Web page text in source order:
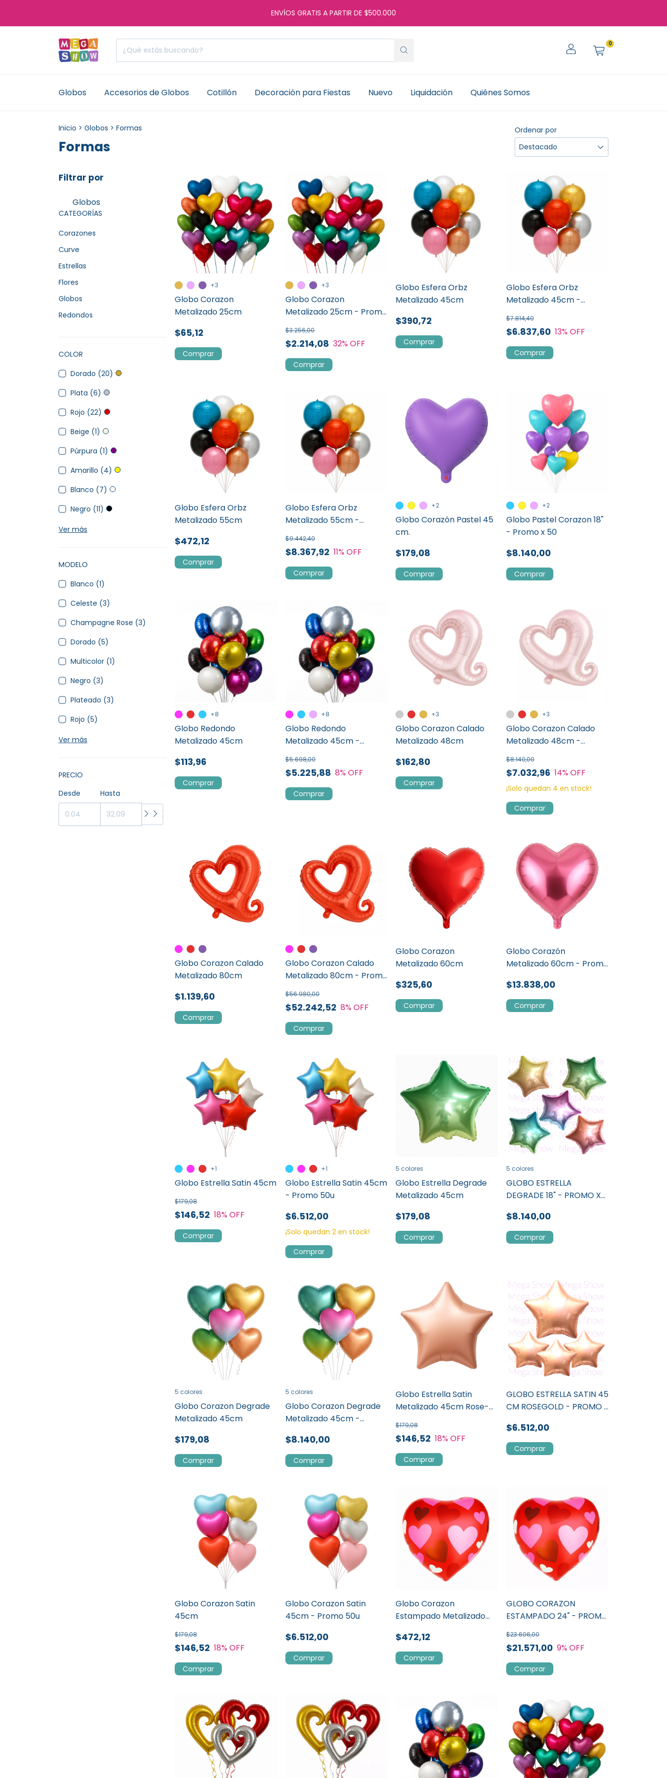
ENVÍOS GRATIS A PARTIR DE $500.000
0
Globos Accesorios de Globos Cotillón Decoración para Fiestas Nuevo Liquidación Quiénes Somos
Inicio > Globos > Formas
Formas
Ordenar por
Filtrar por
Globos
CATEGORÍAS
Corazones
Curve
Estrellas
Flores
Globos
Redondos
COLOR
Dorado (20)
Plata (6)
Rojo (22)
Beige (1)
Púrpura (1)
Amarillo (4)
Blanco (7)
Negro (11)
Ver más
MODELO
Blanco (1)
Celeste (3)
Champagne Rose (3)
Dorado (5)
Multicolor (1)
Negro (3)
Plateado (3)
Rojo (5)
Ver más
PRECIO
Desde
Hasta
Globo Corazon
Metalizado 25cm
$65,12
+3
Comprar
Globo Corazon
Metalizado 25cm - Promo
$2.214,08
$3.256,00
32% OFF
+3
Comprar
Globo Esfera Orbz
Metalizado 45cm
$390,72
Comprar
Globo Esfera Orbz
Metalizado 45cm -
$6.837,60
$7.814,40
13% OFF
Comprar
Globo Esfera Orbz
Metalizado 55cm
$472,12
Comprar
Globo Esfera Orbz
Metalizado 55cm -
$8.367,92
$9.442,40
11% OFF
Comprar
Globo Corazón Pastel 45
cm.
$179,08
+2
Comprar
Globo Pastel Corazon 18"
- Promo x 50
$8.140,00
+2
Comprar
Globo Redondo
Metalizado 45cm
$113,96
+8
Comprar
Globo Redondo
Metalizado 45cm -
$5.225,88
$5.698,00
8% OFF
+8
Comprar
Globo Corazon Calado
Metalizado 48cm
$162,80
+3
Comprar
Globo Corazon Calado
Metalizado 48cm -
$7.032,96
$8.140,00
14% OFF
¡Solo quedan 4 en stock!
+3
Comprar
Globo Corazon Calado
Metalizado 80cm
$1.139,60
Comprar
Globo Corazon Calado
Metalizado 80cm - Promo
$52.242,52
$56.980,00
8% OFF
Comprar
Globo Corazon
Metalizado 60cm
$325,60
Comprar
Globo Corazón
Metalizado 60cm - Promo
$13.838,00
Comprar
Globo Estrella Satin 45cm
$146,52
$179,08
18% OFF
+1
Comprar
Globo Estrella Satin 45cm
- Promo 50u
$6.512,00
¡Solo quedan 2en stock!
+1
Comprar
Globo Estrella Degrade
Metalizado 45cm
$179,08
5 colores
Comprar
GLOBO ESTRELLA
DEGRADE 18" - PROMO X
$8.140,00
5 colores
Comprar
Globo Corazon Degrade
Metalizado 45cm
$179,08
5 colores
Comprar
Globo Corazon Degrade
Metalizado 45cm -
$8.140,00
5 colores
Comprar
Globo Estrella Satin
Metalizado 45cm Rose-
$146,52
$179,08
18% OFF
GLOBO ESTRELLA SATIN 45
CM ROSEGOLD - PROMO x
$6.512,00
Globo Corazon Satin
45cm
$146,52
$179,08
18% OFF
Comprar
Globo Corazon Satin
45cm - Promo 50u
$6.512,00
Comprar
Globo Corazon
Estampado Metalizado
$472,12
GLOBO CORAZON
ESTAMPADO 24" - PROMO
$21.571,00
$23.606,00
9% OFF